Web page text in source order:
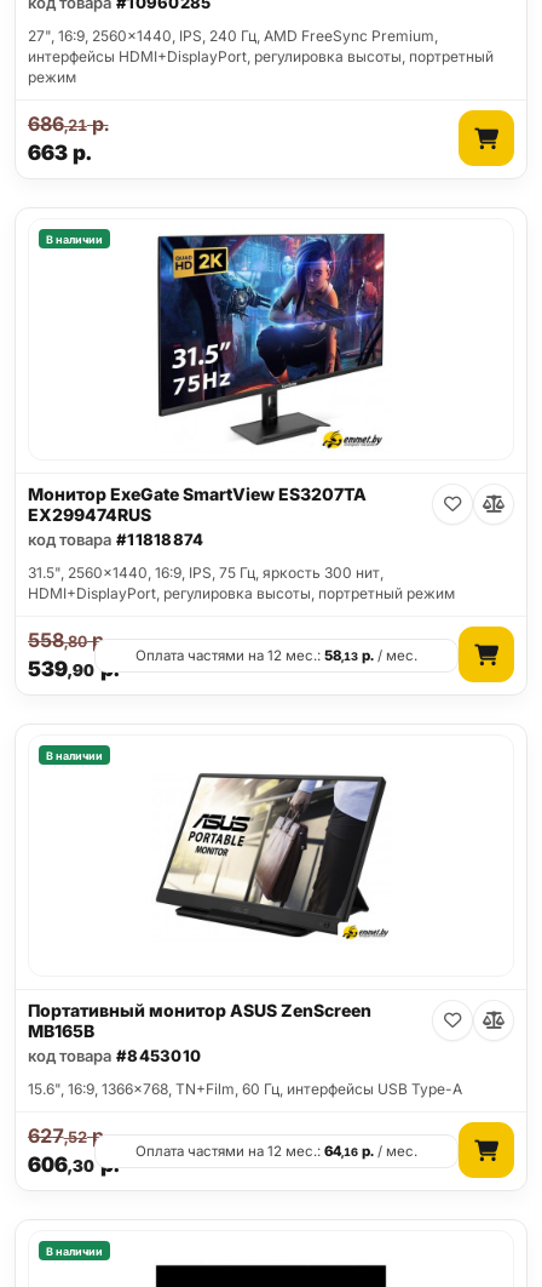
27", 16:9, 2560x1440, IPS, 240 Гц, AMD FreeSync Premium,
интерфейсы HDMI+DisplayPort, регулировка высоты, портретный
режим
663р.
686,21р.
В наличии
Монитор ExeGate SmartView ES3207TA
EX299474RUS
код товара #11818874
31.5", 2560x1440, 16:9, IPS, 75 Гц, яркость 300 нит,
HDMI+DisplayPort, регулировка высоты, портретный режим
539,90р.
558,80р.
Оплата частями на 12 мес.:58,13 р. / мес.
В наличии
Портативный монитор ASUS ZenScreen
MB165B
код товара #8453010
15.6", 16:9, 1366x768, TN+Film, 60 Гц, интерфейсы USB Type-A
606,30р.
627,52р.
Оплата частями на 12 мес.:64,16 р. / мес.
В наличии